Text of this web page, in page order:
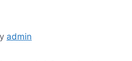
admin